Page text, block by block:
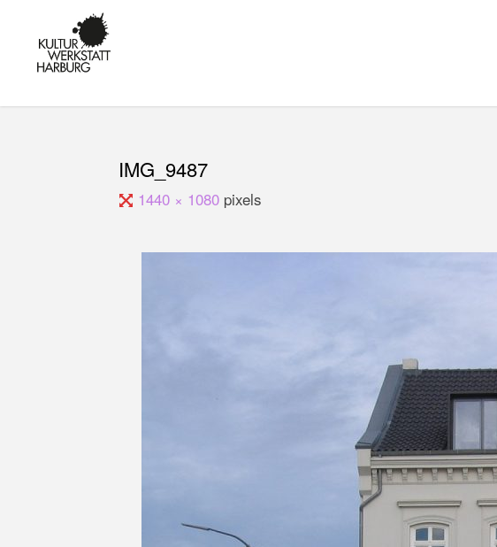
content
KUNST,
KANALPLATZ
IMG_9487
Full1440 × 1080 pixels